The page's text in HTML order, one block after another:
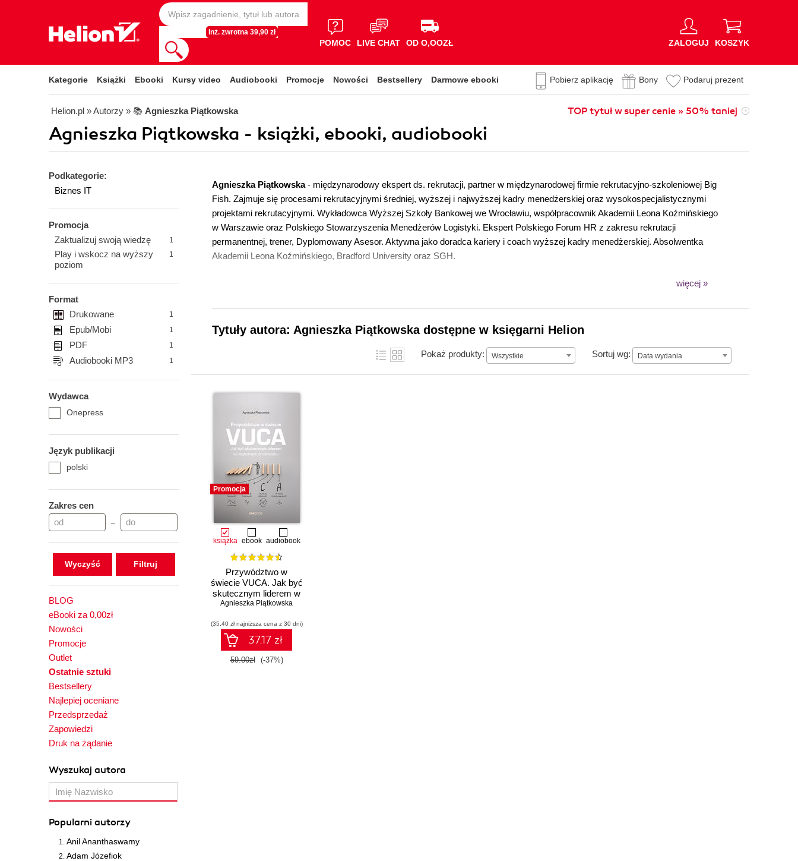
Inż. zwrotna 39,90 zł
POMOC LIVE CHAT OD O,OOZŁ ZALOGUJ KOSZYK
Kategorie Książki Ebooki Kursy video Audiobooki Promocje Nowości Bestsellery Darmowe ebooki Pobierz aplikację Bony Podaruj prezent
Helion.pl » Autorzy » 📚 Agnieszka Piątkowska TOP tytuł w super cenie » 50% taniej
Agnieszka Piątkowska - książki, ebooki, audiobooki
Podkategorie:
Biznes IT
Promocja
Zaktualizuj swoją wiedzę
1
Play i wskocz na wyższy
poziom
1
Format
Drukowane
1
Epub/Mobi 1
PDF 1
Audiobooki MP3 1
Wydawca
Onepress
Język publikacji
polski
Zakres cen
–
Wyczyść
BLOG
eBooki za 0,00zł
Nowości
Promocje
Outlet
Ostatnie sztuki
Bestsellery
Najlepiej oceniane
Przedsprzedaż
Zapowiedzi
Druk na żądanie
Wyszukaj autora
Popularni autorzy
Anil Ananthaswamy
Adam Józefiok
Agnieszka Piątkowska- międzynarodowy ekspert ds. rekrutacji, partner w międzynarodowej firmie rekrutacyjno-szkoleniowej Big
Fish. Zajmuje się procesami rekrutacyjnymi średniej, wyższej i najwyższej kadry menedżerskiej oraz wysokospecjalistycznymi
projektami rekrutacyjnymi. Wykładowca Wyższej Szkoły Bankowej we Wrocławiu, współpracownik Akademii Leona Koźmińskiego
w Warszawie oraz Polskiego Stowarzyszenia Menedżerów Logistyki. Ekspert Polskiego Forum HR z zakresu rekrutacji
permanentnej, trener, Dyplomowany Asesor. Aktywna jako doradca kariery i coach wyższej kadry menedżerskiej. Absolwentka
Akademii Leona Koźmińskiego, Bradford University oraz SGH.
więcej »
Tytuły autora: Agnieszka Piątkowska dostępne w księgarni Helion
Pokaż produkty: Wszystkie Sortuj wg: Data wydania
Data wydania
Promocja
książka ebook audiobook
Przywództwo w
świecie VUCA. Jak być
skutecznym liderem w
niepewnym środowisku
Agnieszka Piątkowska
(35,40 zł najniższa cena z 30 dni)
37.17 zł
59.00zł (-37%)